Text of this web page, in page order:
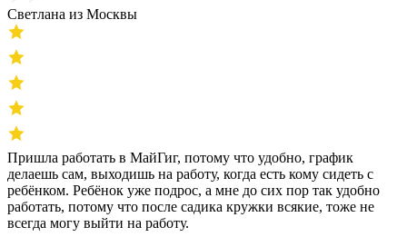
Светлана из Москвы
Пришла работать в МайГиг, потому что удобно, график
делаешь сам, выходишь на работу, когда есть кому сидеть с
ребёнком. Ребёнок уже подрос, а мне до сих пор так удобно
работать, потому что после садика кружки всякие, тоже не
всегда могу выйти на работу.